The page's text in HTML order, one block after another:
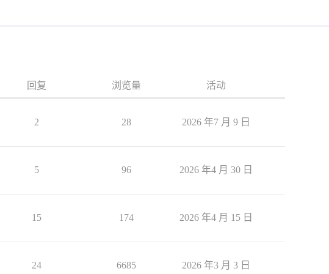
回复 浏览量 活动
2 28 2026 年7 月 9 日
5 96 2026 年4 月 30 日
15 174 2026 年4 月 15 日
24 6685 2026 年3 月 3 日